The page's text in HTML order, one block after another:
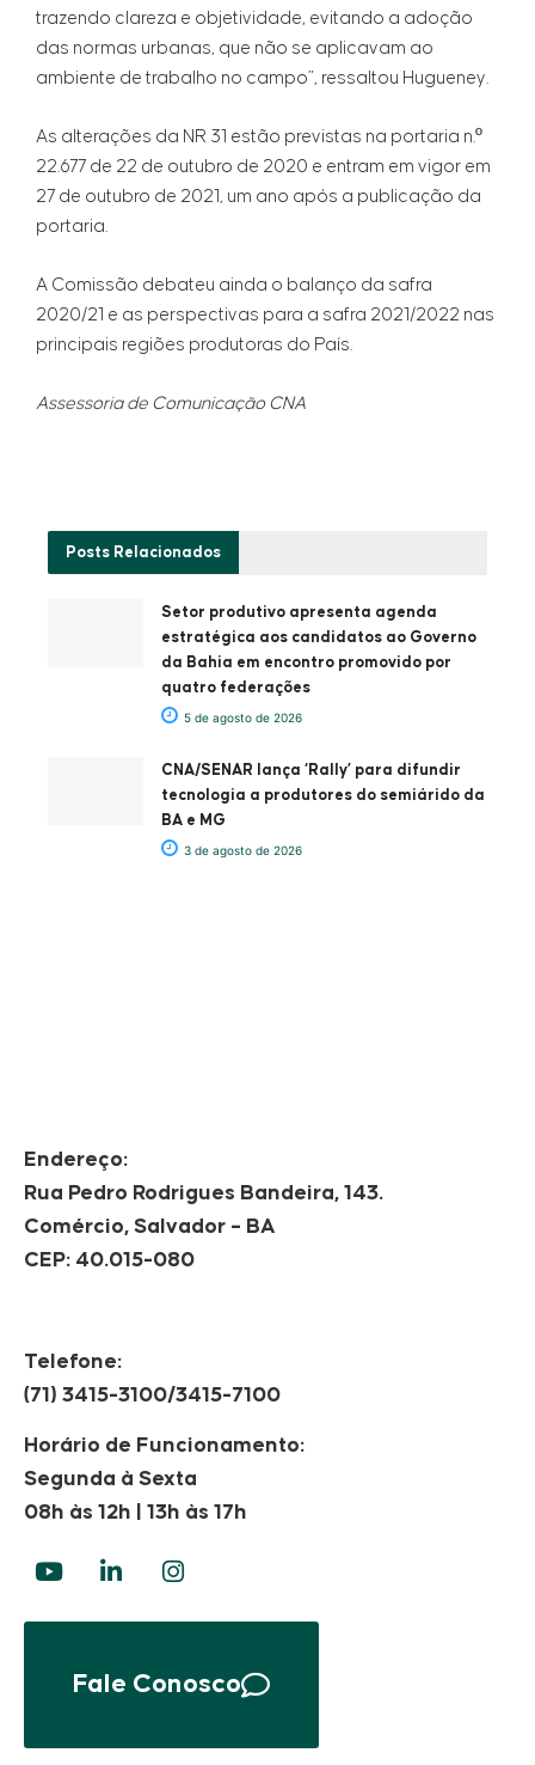
trazendo clareza e objetividade, evitando a adoção
das normas urbanas, que não se aplicavam ao
ambiente de trabalho no campo”, ressaltou Hugueney.
As alterações da NR 31 estão previstas na portaria n.º
22.677 de 22 de outubro de 2020 e entram em vigor em
27 de outubro de 2021, um ano após a publicação da
portaria.
A Comissão debateu ainda o balanço da safra
2020/21 e as perspectivas para a safra 2021/2022 nas
principais regiões produtoras do País.
Assessoria de Comunicação CNA
Posts Relacionados
Setor produtivo apresenta agenda
estratégica aos candidatos ao Governo
da Bahia em encontro promovido por
quatro federações
5 de agosto de 2026
CNA/SENAR lança ‘Rally’ para difundir
tecnologia a produtores do semiárido da
BA e MG
3 de agosto de 2026
Endereço:
Rua Pedro Rodrigues Bandeira, 143.
Comércio, Salvador – BA
CEP: 40.015-080
Telefone:
(71) 3415-3100/3415-7100
Horário de Funcionamento:
Segunda à Sexta
08h às 12h | 13h às 17h
Fale Conosco